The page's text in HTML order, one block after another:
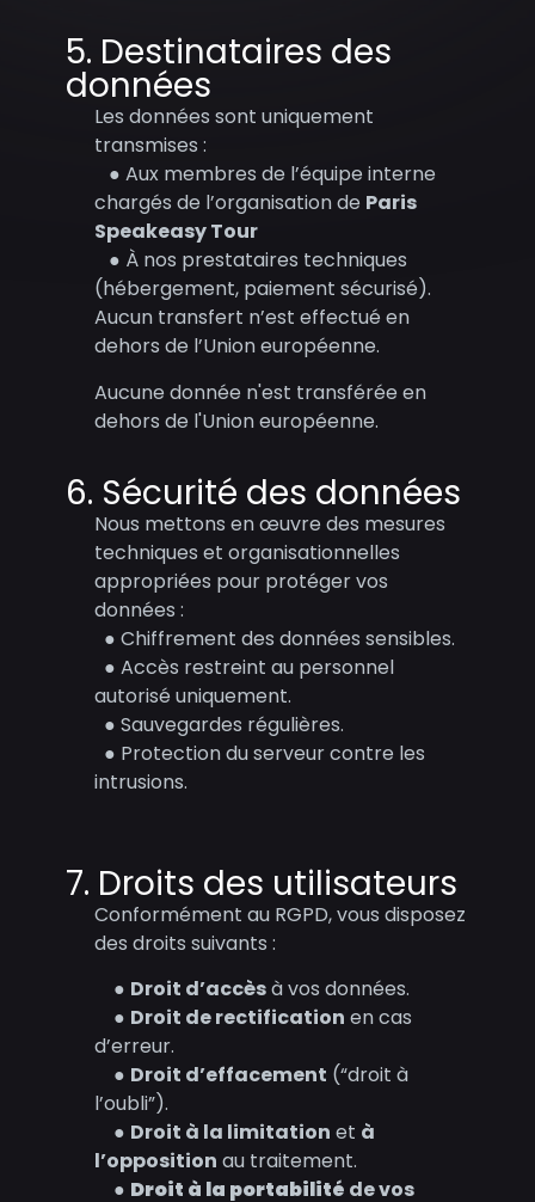
5. Destinataires des
données
Les données sont uniquement
transmises :
● Aux membres de l’équipe interne
chargés de l’organisation de Paris
Speakeasy Tour
● À nos prestataires techniques
(hébergement, paiement sécurisé).
Aucun transfert n’est effectué en
dehors de l’Union européenne.
Aucune donnée n'est transférée en
dehors de l'Union européenne.
6. Sécurité des données
Nous mettons en œuvre des mesures
techniques et organisationnelles
appropriées pour protéger vos
données :
● Chiffrement des données sensibles.
● Accès restreint au personnel
autorisé uniquement.
● Sauvegardes régulières.
● Protection du serveur contre les
intrusions.
7. Droits des utilisateurs
Conformément au RGPD, vous disposez
des droits suivants :
● Droit d’accèsà vos données.
● Droit de rectification en cas
d’erreur.
● Droit d’effacement (“droit à
l’oubli”).
● Droit à la limitation et à
l’opposition au traitement.
● Droit à la portabilité de vos